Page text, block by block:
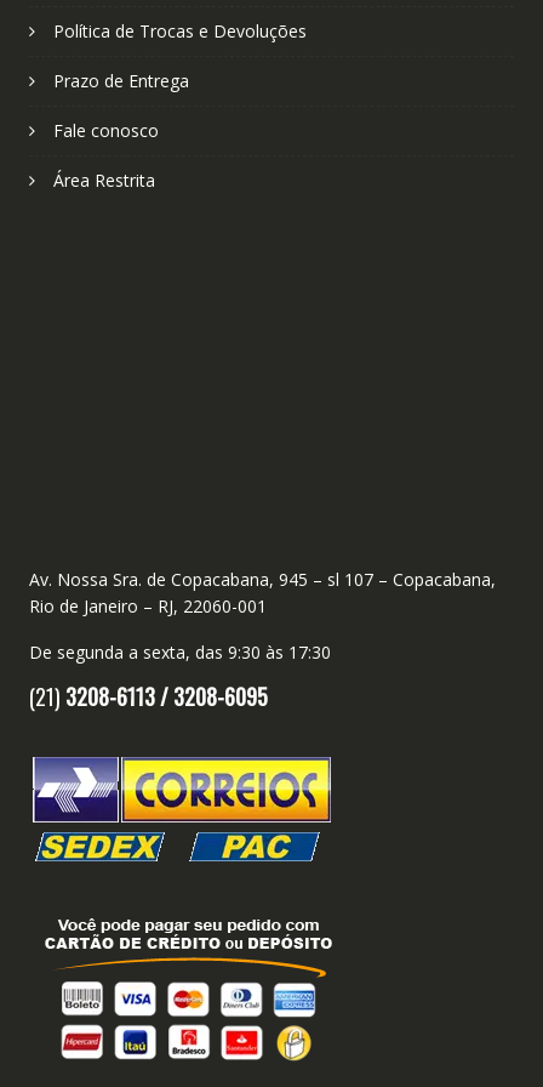
Política de Trocas e Devoluções
Prazo de Entrega
Fale conosco
Área Restrita
Av. Nossa Sra. de Copacabana, 945 – sl 107 – Copacabana,
Rio de Janeiro – RJ, 22060-001
De segunda a sexta, das 9:30 às 17:30
(21) 3208-6113 /3208-6095